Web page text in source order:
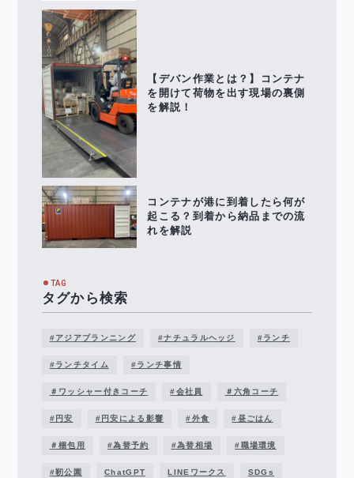
【デバン作業とは？】コンテナ
を開けて荷物を出す現場の裏側
を解説！
コンテナが港に到着したら何が
起こる？到着から納品までの流
れを解説
TAG
タグから検索
#アジアプランニング #ナチュラルヘッジ #ランチ
#ランチタイム #ランチ事情
＃ワッシャー付きコーチ #会社員 ＃六角コーチ
#円安 #円安による影響 #外食 #昼ごはん
＃梱包用 #為替予約 #為替相場 #職場環境
#靭公園 ChatGPT LINEワークス SDGs